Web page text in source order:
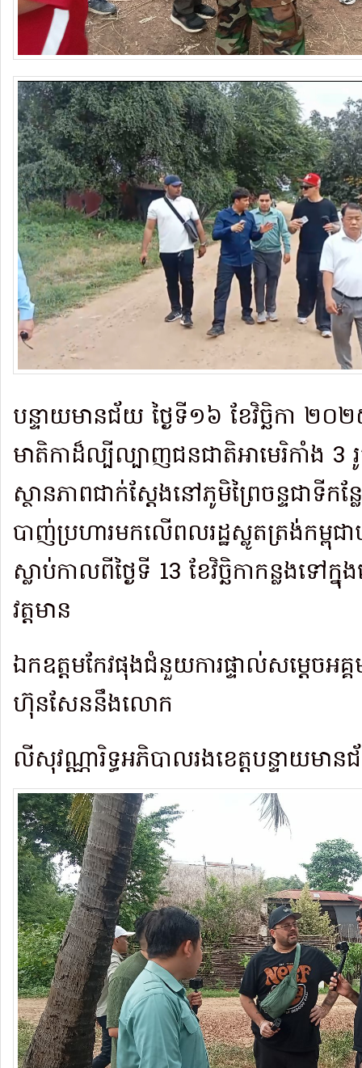
បន្ទាយមានជ័យ ថ្ងៃទី១៦ ខែវិច្ឆិកា ២០
មាតិកាដ៏ល្បីល្បាញជនជាតិអាមេរិកាំង 3
ស្ថានភាពជាក់ស្ដែងនៅភូមិព្រៃចន្ទជាទី
បាញ់ប្រហារមកលើពលរដ្ឋស្លូតត្រង់កម្ពុ
ស្លាប់កាលពីថ្ងៃទី 13 ខែវិច្ឆិកាកន្លងទៅ
វត្តមាន
ឯកឧត្តមកែវផុងជំនួយការផ្ទាល់សម្ដេចអ
ហ៊ុនសែននឹងលោក
លីសុវណ្ណារិទ្ធអភិបាលរងខេត្តបន្ទាយមា